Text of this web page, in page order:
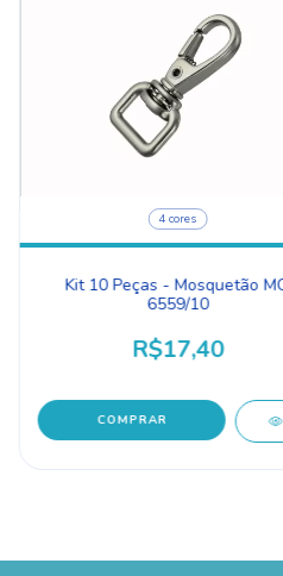
4 cores
Kit 10 Peças - Mosquetão
6559/10
R$17,40
COMPRAR